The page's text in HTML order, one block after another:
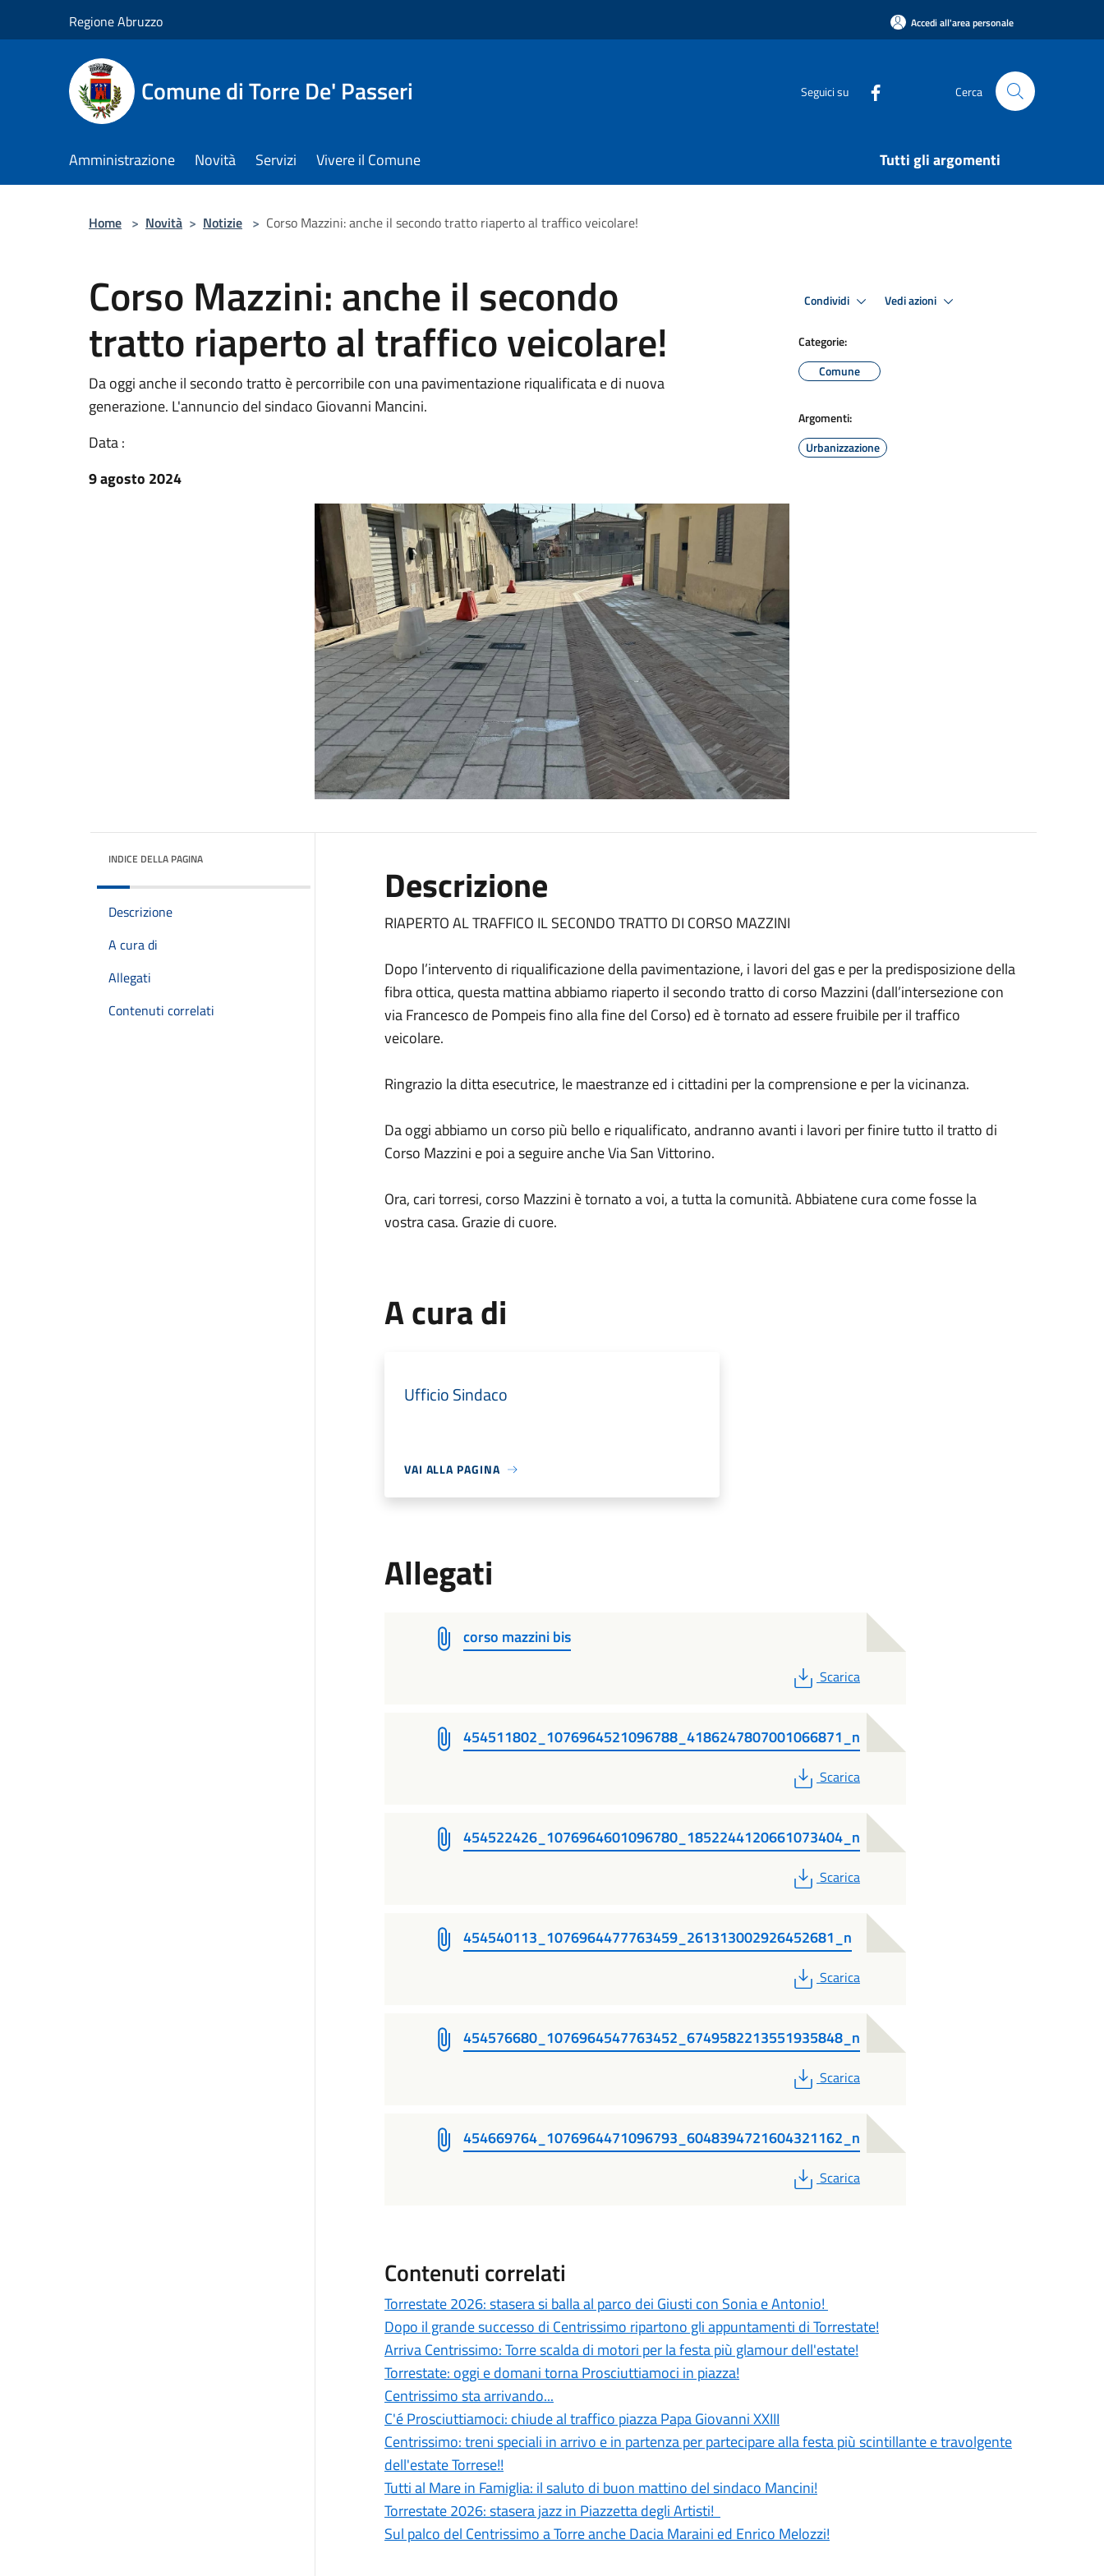
Regione Abruzzo Accedi all'area personale
Comune di Torre De' Passeri Seguici su Cerca
Amministrazione Novità Servizi Vivere il Comune Tutti gli argomenti
Home > Novità > Notizie > Corso Mazzini: anche il secondo tratto riaperto al traffico veicolare!
Corso Mazzini: anche il secondo
tratto riaperto al traffico veicolare!
Da oggi anche il secondo tratto è percorribile con una pavimentazione riqualificata e di nuova
generazione. L'annuncio del sindaco Giovanni Mancini.
Data :
9 agosto 2024
Condividi Vedi azioni
Categorie:
Comune
Argomenti:
Urbanizzazione
INDICE DELLA PAGINA
Descrizione
A cura di
Allegati
Contenuti correlati
Descrizione
RIAPERTO AL TRAFFICO IL SECONDO TRATTO DI CORSO MAZZINI
Dopo l’intervento di riqualificazione della pavimentazione, i lavori del gas e per la predisposizione della
fibra ottica, questa mattina abbiamo riaperto il secondo tratto di corso Mazzini (dall’intersezione con
via Francesco de Pompeis fino alla fine del Corso) ed è tornato ad essere fruibile per il traffico
veicolare.
Ringrazio la ditta esecutrice, le maestranze ed i cittadini per la comprensione e per la vicinanza.
Da oggi abbiamo un corso più bello e riqualificato, andranno avanti i lavori per finire tutto il tratto di
Corso Mazzini e poi a seguire anche Via San Vittorino.
Ora, cari torresi, corso Mazzini è tornato a voi, a tutta la comunità. Abbiatene cura come fosse la
vostra casa. Grazie di cuore.
A cura di
Ufficio Sindaco
VAI ALLA PAGINA
Allegati
corso mazzini bis
PDF
Scarica
454511802_1076964521096788_4186247807001066871_n
PDF
Scarica
454522426_1076964601096780_1852244120661073404_n
PDF
Scarica
454540113_1076964477763459_261313002926452681_n
PDF
Scarica
454576680_1076964547763452_6749582213551935848_n
PDF
Scarica
454669764_1076964471096793_6048394721604321162_n
PDF
Scarica
Contenuti correlati
Torrestate 2026: stasera si balla al parco dei Giusti con Sonia e Antonio!
Dopo il grande successo di Centrissimo ripartono gli appuntamenti di Torrestate!
Arriva Centrissimo: Torre scalda di motori per la festa più glamour dell'estate!
Torrestate: oggi e domani torna Prosciuttiamoci in piazza!
Centrissimo sta arrivando...
C'é Prosciuttiamoci: chiude al traffico piazza Papa Giovanni XXIII
Centrissimo: treni speciali in arrivo e in partenza per partecipare alla festa più scintillante e travolgente
dell'estate Torrese!!
Tutti al Mare in Famiglia: il saluto di buon mattino del sindaco Mancini!
Torrestate 2026: stasera jazz in Piazzetta degli Artisti!
Sul palco del Centrissimo a Torre anche Dacia Maraini ed Enrico Melozzi!